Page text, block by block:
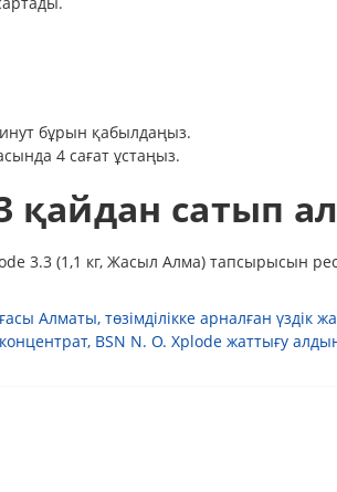
бұрын қабылдаңыз.
4 сағат ұстаңыз.
қайдан сатып
3.3 (1,1 кг, Жасыл Алма) тапсырысын
Алматы, төзімділікке арналған үздік
, BSN N. O. Xplode жаттығу